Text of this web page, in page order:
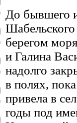
До бывшего
берегом
и Галина
надолго
в полях,
привела в
годы под